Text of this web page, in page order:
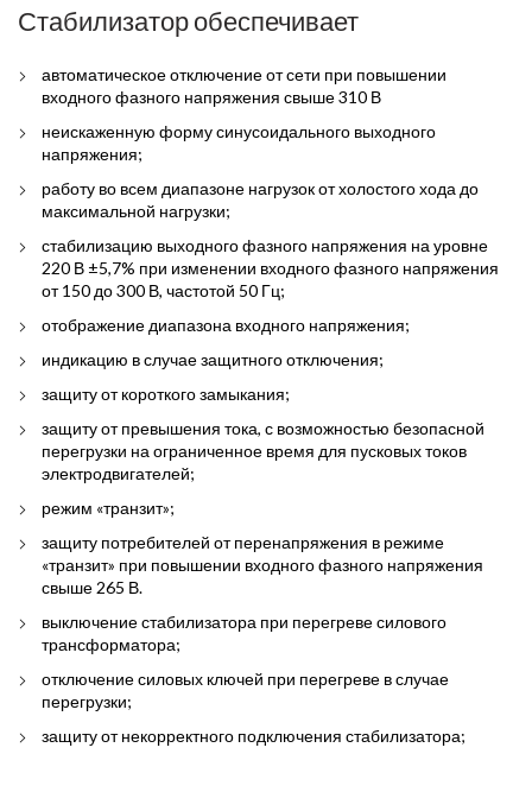
Стабилизатор обеспечивает
автоматическое отключение от сети при повышении
входного фазного напряжения свыше 310 В
неискаженную форму синусоидального выходного
напряжения;
работу во всем диапазоне нагрузок от холостого хода до
максимальной нагрузки;
стабилизацию выходного фазного напряжения на уровне
220 В ±5,7% при изменении входного фазного напряжения
от 150 до 300 В, частотой 50 Гц;
отображение диапазона входного напряжения;
индикацию в случае защитного отключения;
защиту от короткого замыкания;
защиту от превышения тока, с возможностью безопасной
перегрузки на ограниченное время для пусковых токов
электродвигателей;
режим «транзит»;
защиту потребителей от перенапряжения в режиме
«транзит» при повышении входного фазного напряжения
свыше 265 В.
выключение стабилизатора при перегреве силового
трансформатора;
отключение силовых ключей при перегреве в случае
перегрузки;
защиту от некорректного подключения стабилизатора;